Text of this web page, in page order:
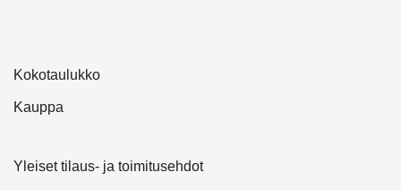
Kokotaulukko
Kauppa
Yleiset tilaus- ja toimitusehdot